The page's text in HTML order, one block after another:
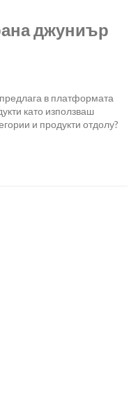
джуниър
в платформата
като използваш
и продукти отдолу?